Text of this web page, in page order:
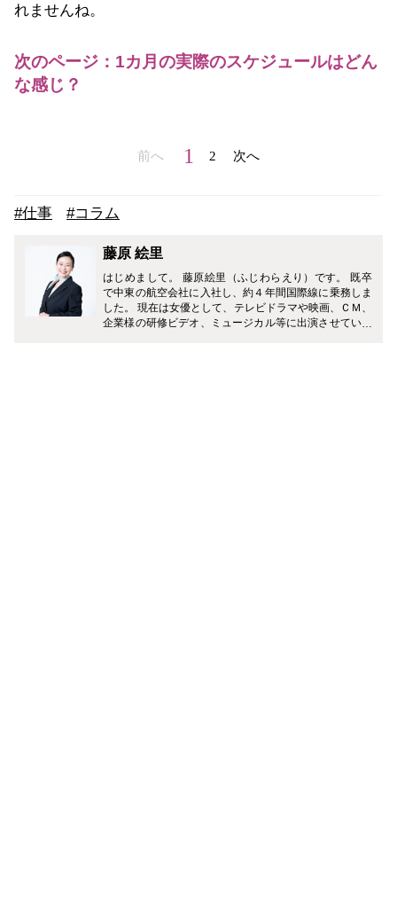
れませんね。
次のページ：1カ月の実際のスケジュールはどん
な感じ？
前へ 1 2 次へ
#仕事 #コラム
藤原 絵里
はじめまして。 藤原絵里（ふじわらえり）です。 既卒
で中東の航空会社に入社し、約４年間国際線に乗務しま
した。 現在は女優として、テレビドラマや映画、ＣＭ、
企業様の研修ビデオ、ミュージカル等に出演させていた